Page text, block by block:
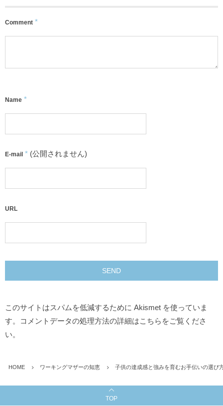
Comment *
Name *
E-mail * (公開されません)
URL
このサイトはスパムを低減するために Akismet を使っていま
す。
コメントデータの処理方法の詳細はこちらをご覧くださ
い。
HOME ワーキングマザーの知恵 子供の達成感と強みを育むお手伝いの選び
TOP